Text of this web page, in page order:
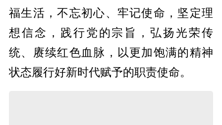
福生活，不忘初心、牢记使命，坚定理
想信念，践行党的宗旨，弘扬光荣传
统、赓续红色血脉，以更加饱满的精神
状态履行好新时代赋予的职责使命。